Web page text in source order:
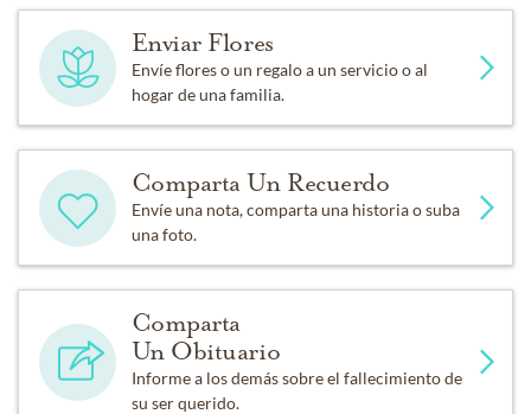
Enviar Flores
Envíe flores o un regalo a un servicio o al
hogar de una familia.
Comparta Un Recuerdo
Envíe una nota, comparta una historia o suba
una foto.
Comparta
Un Obituario
Informe a los demás sobre el fallecimiento de
su ser querido.